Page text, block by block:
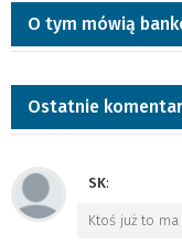
O tym mówią
Ostatnie
SK:
Ktoś już to